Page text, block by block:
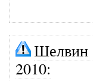
Шелвин
2010: